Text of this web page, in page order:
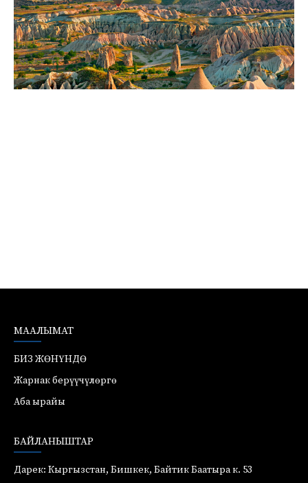
МААЛЫМАТ
БИЗ ЖӨНҮНДӨ
Жарнак берүүчүлөргө
Аба ырайы
БАЙЛАНЫШТАР
Дарек: Кыргызстан, Бишкек, Байтик Баатыра к. 53